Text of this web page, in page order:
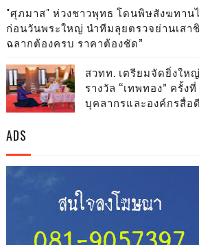
"ศุภมาส" ห่วงชาวพุทธ โดนพิษสังฆทา
ก่อนวันพระใหญ่ นำทีมลุยตรวจย่านเสา
ฉลากต้องครบ ราคาต้องชัด”
สวทท. เตรียมจัดยิ่งให
รางวัล “เทพทอง” ครั้ง
บุคลากรและองค์กรสื่อ
ADS